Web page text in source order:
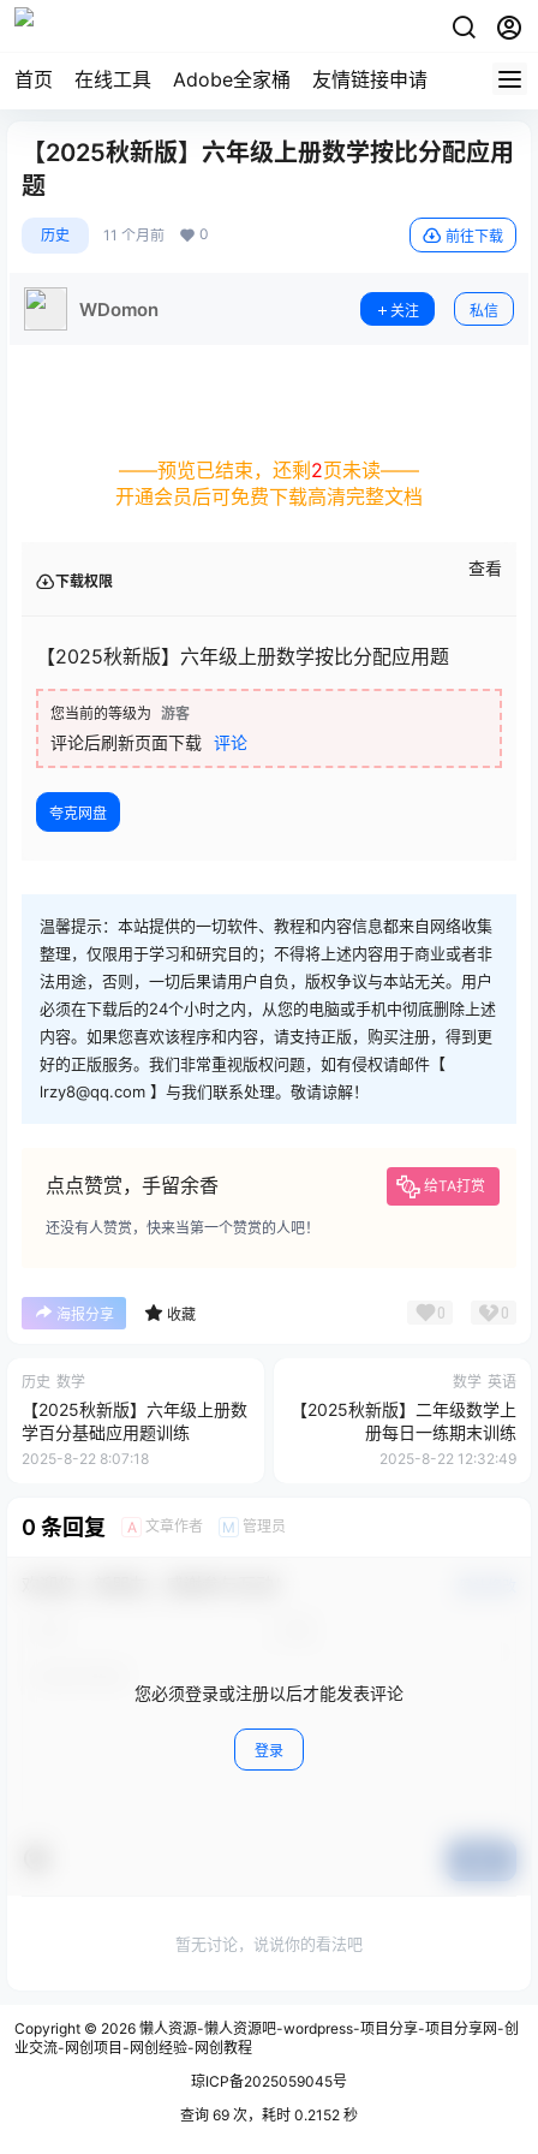
首页 在线工具 Adobe全家桶 友情链接申请
【2025秋新版】六年级上册数学按比分配应用
题
历史 11 个月前 0 前往下载
WDomon 关注 私信
——预览已结束，还剩 2页未读——
开通会员后可免费下载高清完整文档
下载权限
查看
【2025秋新版】六年级上册数学按比分配应用题
您当前的等级为 游客
评论后刷新页面下载 评论
夸克网盘
温馨提示：本站提供的一切软件、教程和内容信息都来自网络收集
整理，仅限用于学习和研究目的；不得将上述内容用于商业或者非
法用途，否则，一切后果请用户自负，版权争议与本站无关。用户
必须在下载后的24个小时之内，从您的电脑或手机中彻底删除上述
内容。如果您喜欢该程序和内容，请支持正版，购买注册，得到更
好的正版服务。我们非常重视版权问题，如有侵权请邮件【
lrzy8@qq.com 】与我们联系处理。敬请谅解！
点点赞赏，手留余香 给TA打赏
还没有人赞赏，快来当第一个赞赏的人吧！
海报分享 收藏 0 0
历史 数学
【2025秋新版】六年级上册数
学百分基础应用题训练
2025-8-22 8:07:18
数学 英语
【2025秋新版】二年级数学上
册每日一练期末训练
2025-8-22 12:32:49
0 条回复 A 文章作者 M 管理员
您必须登录或注册以后才能发表评论
登录
暂无讨论，说说你的看法吧
Copyright © 2026 懒人资源-懒人资源吧-wordpress-项目分享-项目分享网-创
业交流-网创项目-网创经验-网创教程
琼ICP备2025059045号
查询 69 次，耗时 0.2152 秒